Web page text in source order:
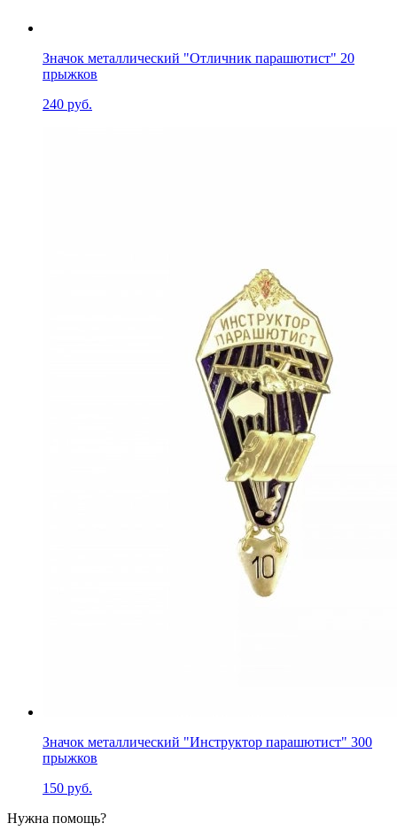
Значок металлический "Отличник парашютист" 20
прыжков
240 руб.
Значок металлический "Инструктор парашютист" 300
прыжков
150 руб.
Нужна помощь?